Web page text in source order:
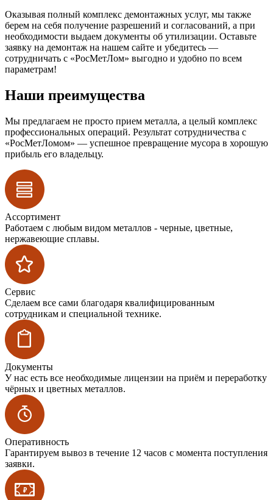
Оказывая полный комплекс демонтажных услуг, мы также
берем на себя получение разрешений и согласований, а при
необходимости выдаем документы об утилизации. Оставьте
заявку на демонтаж на нашем сайте и убедитесь —
сотрудничать с «РосМетЛом» выгодно и удобно по всем
параметрам!
Наши преимущества
Мы предлагаем не просто прием металла, а целый комплекс
профессиональных операций. Результат сотрудничества с
«РосМетЛомом» — успешное превращение мусора в хорошую
прибыль его владельцу.
Ассортимент
Работаем с любым видом металлов - черные, цветные,
нержавеющие сплавы.
Сервис
Сделаем все сами благодаря квалифицированным
сотрудникам и специальной технике.
Документы
У нас есть все необходимые лицензии на приём и переработку
чёрных и цветных металлов.
Оперативность
Гарантируем вывоз в течение 12 часов с момента поступления
заявки.